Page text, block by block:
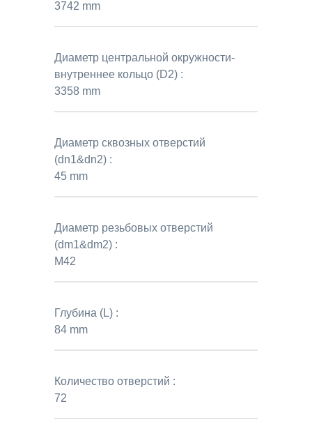
3742 mm
Диаметр центральной окружности-
внутреннее кольцо (D2) :
3358 mm
Диаметр сквозных отверстий
(dn1&dn2) :
45 mm
Диаметр резьбовых отверстий
(dm1&dm2) :
M42
Глубина (L) :
84 mm
Количество отверстий :
72